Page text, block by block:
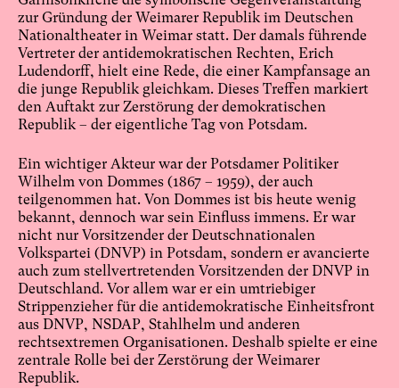
zur Gründung der Weimarer Republik im Deutschen
Nationaltheater in Weimar statt. Der damals führende
Vertreter der antidemokratischen Rechten, Erich
Ludendorff, hielt eine Rede, die einer Kampfansage an
die junge Republik gleichkam. Dieses Treffen markiert
den Auftakt zur Zerstörung der demokratischen
Republik – der eigentliche Tag von Potsdam.
Ein wichtiger Akteur war der Potsdamer Politiker
Wilhelm von Dommes (1867 – 1959), der auch
teilgenommen hat. Von Dommes ist bis heute wenig
bekannt, dennoch war sein Einfluss immens. Er war
nicht nur Vorsitzender der Deutschnationalen
Volkspartei (DNVP) in Potsdam, sondern er avancierte
auch zum stellvertretenden Vorsitzenden der DNVP in
Deutschland. Vor allem war er ein umtriebiger
Strippenzieher für die antidemokratische Einheitsfront
aus DNVP, NSDAP, Stahlhelm und anderen
rechtsextremen Organisationen. Deshalb spielte er eine
zentrale Rolle bei der Zerstörung der Weimarer
Republik.